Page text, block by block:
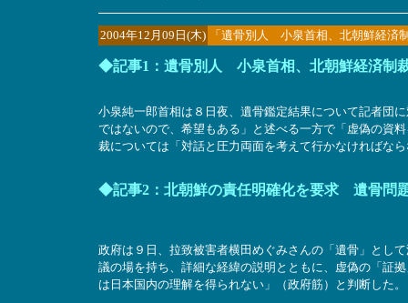
2004年12月09日(木) 「遺骨別人 小泉首相、北朝鮮経済
◆記事1：遺骨別人 小泉首相、北朝鮮経済制
小泉純一郎首相は８日夜、遺骨鑑定結果について記者団
ではないので、希望もある」と述べる一方で「虚偽の資
裁については「対話と圧力両面を考えて行かなければな
◆記事2：北朝鮮の責任明確化を要求 遺骨問
政府は９日、拉致被害者横田めぐみさんの「遺骨」とし
議の場を持ち、詳細な経緯の説明とともに、虚偽の「証
は日本国内の理解を得られない」（政府筋）と判断した。